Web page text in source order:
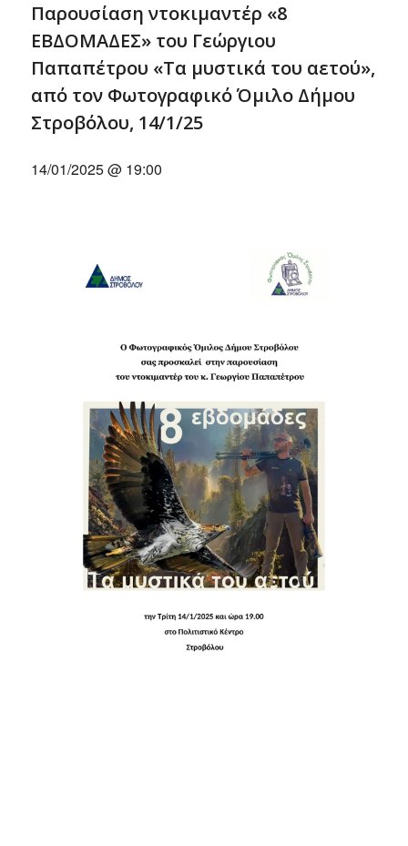
Παρουσίαση ντοκιμαντέρ «8
ΕΒΔΟΜΑΔΕΣ» του Γεώργιου
Παπαπέτρου «Τα μυστικά του αετού»,
από τον Φωτογραφικό Όμιλο Δήμου
Στροβόλου, 14/1/25
14/01/2025 @ 19:00